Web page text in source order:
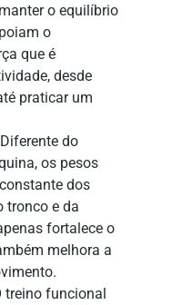
o equilíbrio
o
que é
desde
praticar um
Diferente do
os pesos
dos
tronco e da
fortalece o
melhora a
treino funcional